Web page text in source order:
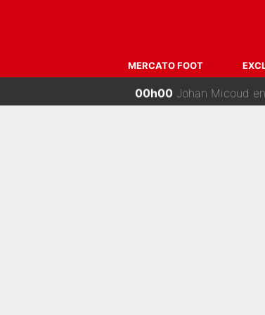
MERCATO FOOT
Après le dérapage
02h30Paul Seixas
02h00Grégory Lorenzi doit